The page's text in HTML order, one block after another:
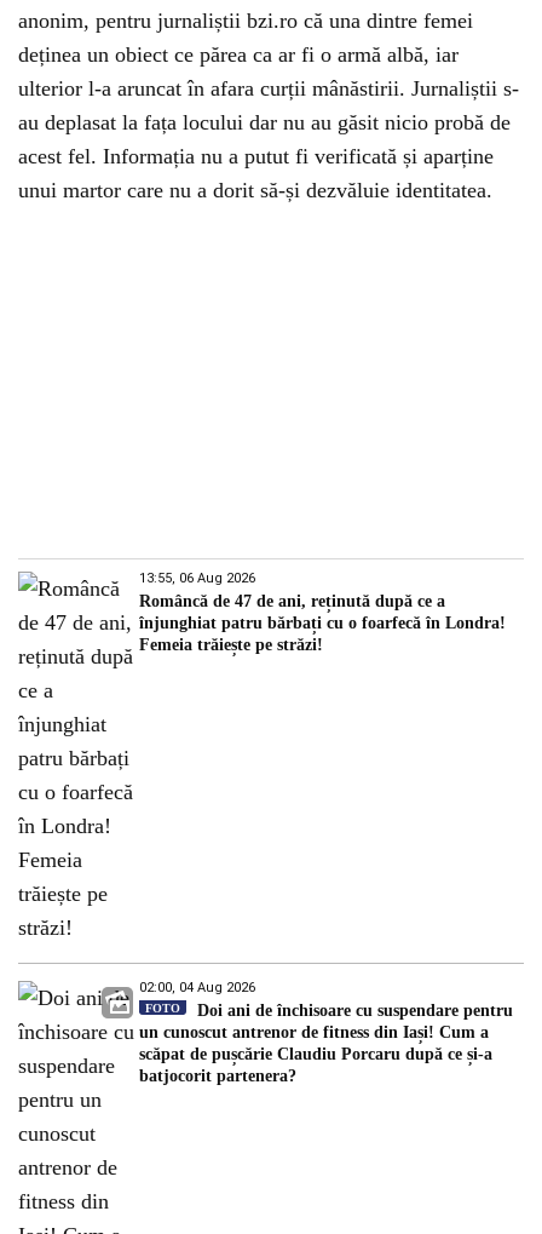
anonim, pentru jurnaliștii bzi.ro că una dintre femei
deținea un obiect ce părea ca ar fi o armă albă, iar
ulterior l-a aruncat în afara curții mânăstirii. Jurnaliștii s-
au deplasat la fața locului dar nu au găsit nicio probă de
acest fel. Informația nu a putut fi verificată și aparține
unui martor care nu a dorit să-și dezvăluie identitatea.
13:55, 06 Aug 2026
Româncă de 47 de ani, reținută după ce a
înjunghiat patru bărbați cu o foarfecă în Londra!
Femeia trăiește pe străzi!
02:00, 04 Aug 2026
FOTO
Doi ani de închisoare cu suspendare pentru
un cunoscut antrenor de fitness din Iași! Cum a
scăpat de pușcărie Claudiu Porcaru după ce și-a
batjocorit partenera?